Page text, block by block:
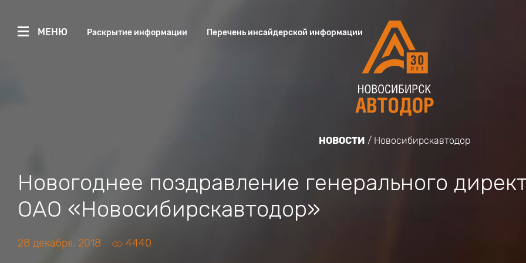
МЕНЮ Раскрытие информации Перечень инсайдерской информации
НОВОСТИ Новосибирскавтодор
Новогоднее поздравление генерального
ОАО «Новосибирскавтодор»
28 декабря, 2018 4440